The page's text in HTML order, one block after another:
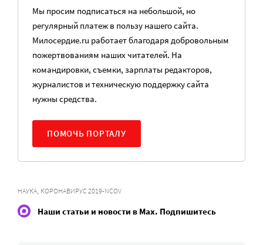
Мы просим подписаться на небольшой, но
регулярный платеж в пользу нашего сайта.
Милосердие.ru работает благодаря добровольным
пожертвованиям наших читателей. На
командировки, съемки, зарплаты редакторов,
журналистов и техническую поддержку сайта
нужны средства.
ПОМОЧЬ ПОРТАЛУ
НАУКА, КОРОНАВИРУС 2019-NCOV
Наши статьи и новости в Max. Подпишитесь